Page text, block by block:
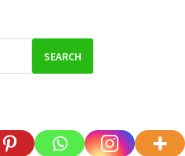
SEARCH